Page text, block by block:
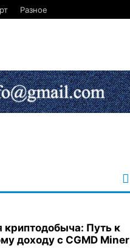
Разное
криптодобыча: Путь к
доходу с CGMD Miner